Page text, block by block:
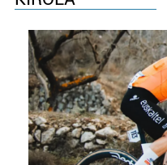
Webgune honek cookie
fitxategiak erabiltzen
zerbitzuak hobetzeko
baliatzen gara. Ohar
erabiltzeko baimen
irakurri